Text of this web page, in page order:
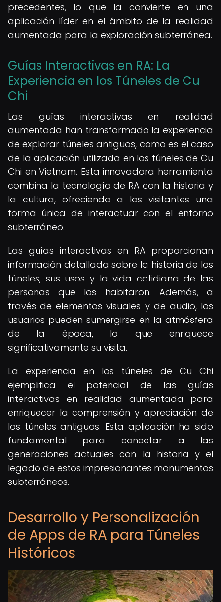
precedentes, lo que la convierte en una
aplicación líder en el ámbito de la realidad
aumentada para la exploración subterránea.
Guías Interactivas en RA: La
Experiencia en los Túneles de Cu
Chi
Las guías interactivas en realidad
aumentada han transformado la experiencia
de explorar túneles antiguos, como es el caso
de la aplicación utilizada en los túneles de Cu
Chi en Vietnam. Esta innovadora herramienta
combina la tecnología de RA con la historia y
la cultura, ofreciendo a los visitantes una
forma única de interactuar con el entorno
subterráneo.
Las guías interactivas en RA proporcionan
información detallada sobre la historia de los
túneles, sus usos y la vida cotidiana de las
personas que los habitaron. Además, a
través de elementos visuales y de audio, los
usuarios pueden sumergirse en la atmósfera
de la época, lo que enriquece
significativamente su visita.
La experiencia en los túneles de Cu Chi
ejemplifica el potencial de las guías
interactivas en realidad aumentada para
enriquecer la comprensión y apreciación de
los túneles antiguos. Esta aplicación ha sido
fundamental para conectar a las
generaciones actuales con la historia y el
legado de estos impresionantes monumentos
subterráneos.
Desarrollo y Personalización
de Apps de RA para Túneles
Históricos